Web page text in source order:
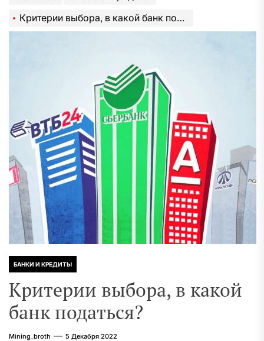
Критерии выбора, в какой банк податься?
БАНКИ И КРЕДИТЫ
Критерии выбора, в какой
банк податься?
Mining_broth 5 Декабря 2022